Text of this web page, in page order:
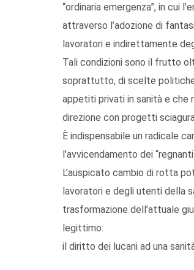
“ordinaria emergenza”, in cui
attraverso l’adozione di
lavoratori e indirettamente
Tali condizioni sono il frutto
soprattutto, di scelte politiche
appetiti privati in sanità e che
direzione con progetti
È indispensabile un radicale
l’avvicendamento dei
L’auspicato cambio di rotta
lavoratori e degli utenti della
trasformazione dell’attuale
legittimo:
il diritto dei lucani ad una